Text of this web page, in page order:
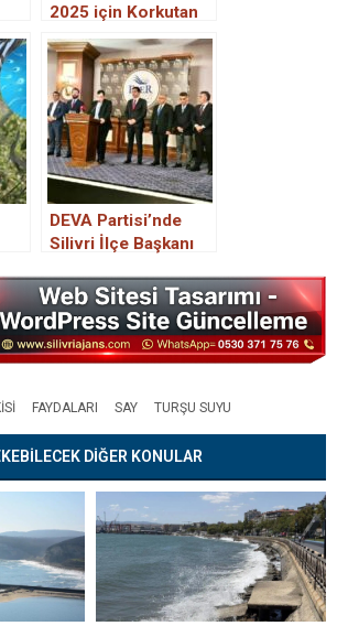
2025 için Korkutan
Kehanet! Herkes
Buna Hazırlanıyor…
DEVA Partisi’nde
Silivri İlçe Başkanı
İstanbul’daki 13 ilçe
başkanı istifa etti
FAYDALARI SAY TURŞU SUYU
DİĞER KONULAR